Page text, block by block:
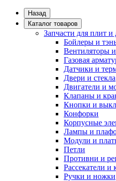
Назад
Каталог товаров
Запчасти для плит и
Бойлеры и
Вентиляторы
Газовая
Датчики и
Двери и стекла
Двигатели и
Клапаны и
Кнопки и
Конфорки
Корпусные
Лампы и
Модули и
Петли
Противни и
Рассекатели
Ручки и ножки